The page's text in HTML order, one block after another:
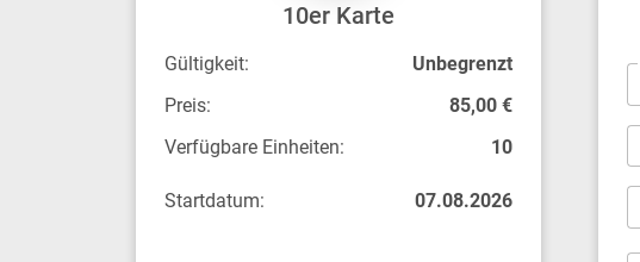
10er Karte
Gültigkeit:
Unbegrenzt
Preis:
85,00 €
Verfügbare Einheiten:
10
Startdatum: 07.08.2026